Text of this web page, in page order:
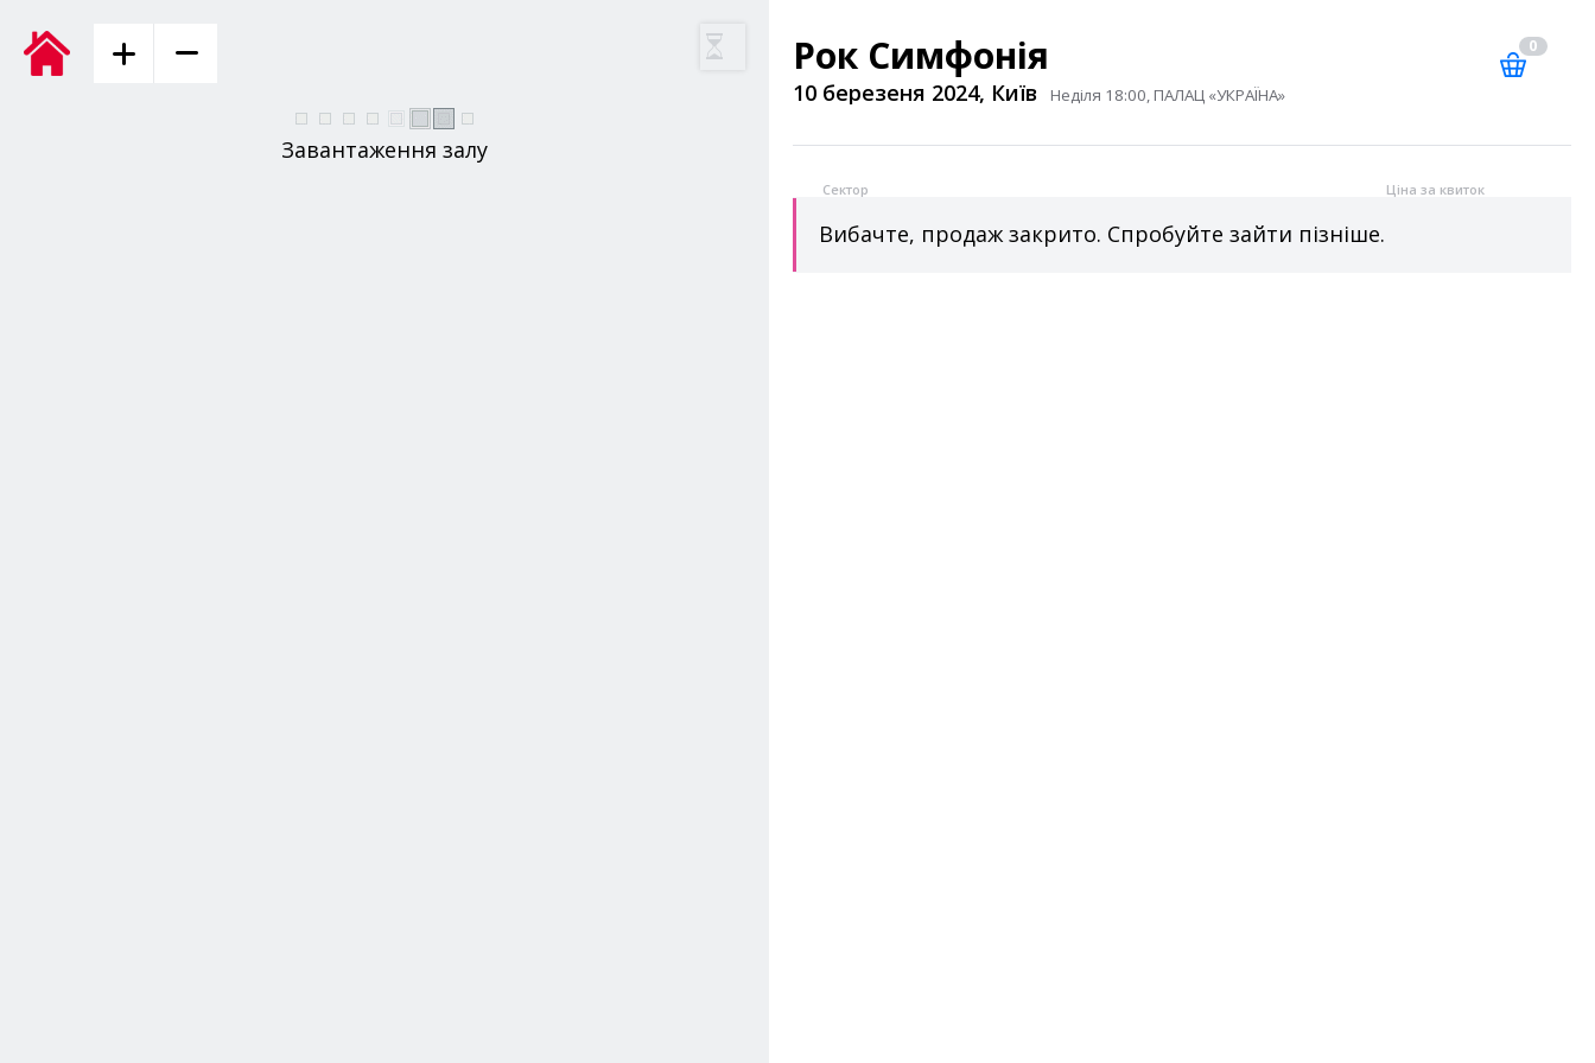
Завантаження залу
Рок Симфонія
10 березеня 2024, Київ Неділя 18:00, ПАЛАЦ «УКРАЇНА»
0
Сектор Ціна за квиток
Вибачте, продаж закрито. Спробуйте зайти пізніше.